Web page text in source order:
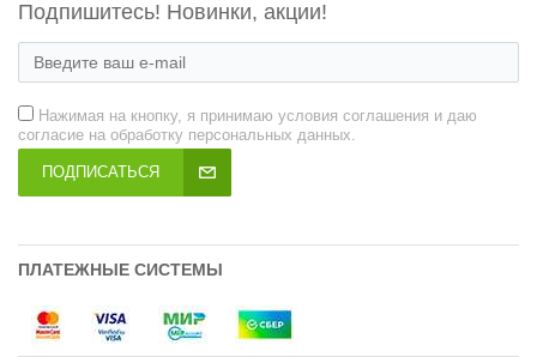
Подпишитесь! Новинки, акции!
Нажимая на кнопку, я принимаю условия соглашения и даю
согласие на обработку персональных данных.
ПОДПИСАТЬСЯ
ПЛАТЕЖНЫЕ СИСТЕМЫ